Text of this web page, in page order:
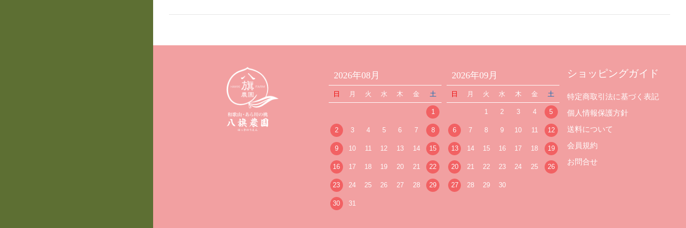
2026年08月
日 月 火 水 木 金 土
1
2 3 4 5 6 7 8
9 10 11 12 13 14 15
16 17 18 19 20 21 22
23 24 25 26 27 28 29
30 31
2026年09月
日 月 火 水 木 金 土
1 2 3 4 5
6 7 8 9 10 11 12
13 14 15 16 17 18 19
20 21 22 23 24 25 26
27 28 29 30
ショッピングガイド
特定商取引法に基づく表記
個人情報保護方針
送料について
会員規約
お問合せ